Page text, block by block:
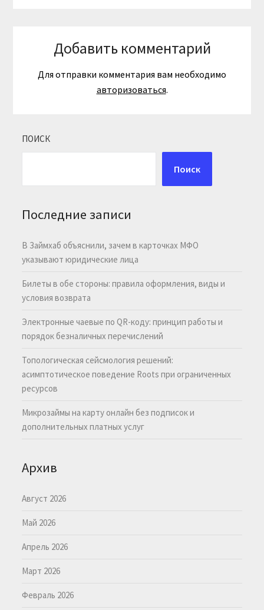
Добавить комментарий
Для отправки комментария вам необходимо
авторизоваться.
ПОИСК
Поиск
Последние записи
В Займхаб объяснили, зачем в карточках МФО
указывают юридические лица
Билеты в обе стороны: правила оформления, виды и
условия возврата
Электронные чаевые по QR-коду: принцип работы и
порядок безналичных перечислений
Топологическая сейсмология решений:
асимптотическое поведение Roots при ограниченных
ресурсов
Микрозаймы на карту онлайн без подписок и
дополнительных платных услуг
Архив
Август 2026
Май 2026
Апрель 2026
Март 2026
Февраль 2026